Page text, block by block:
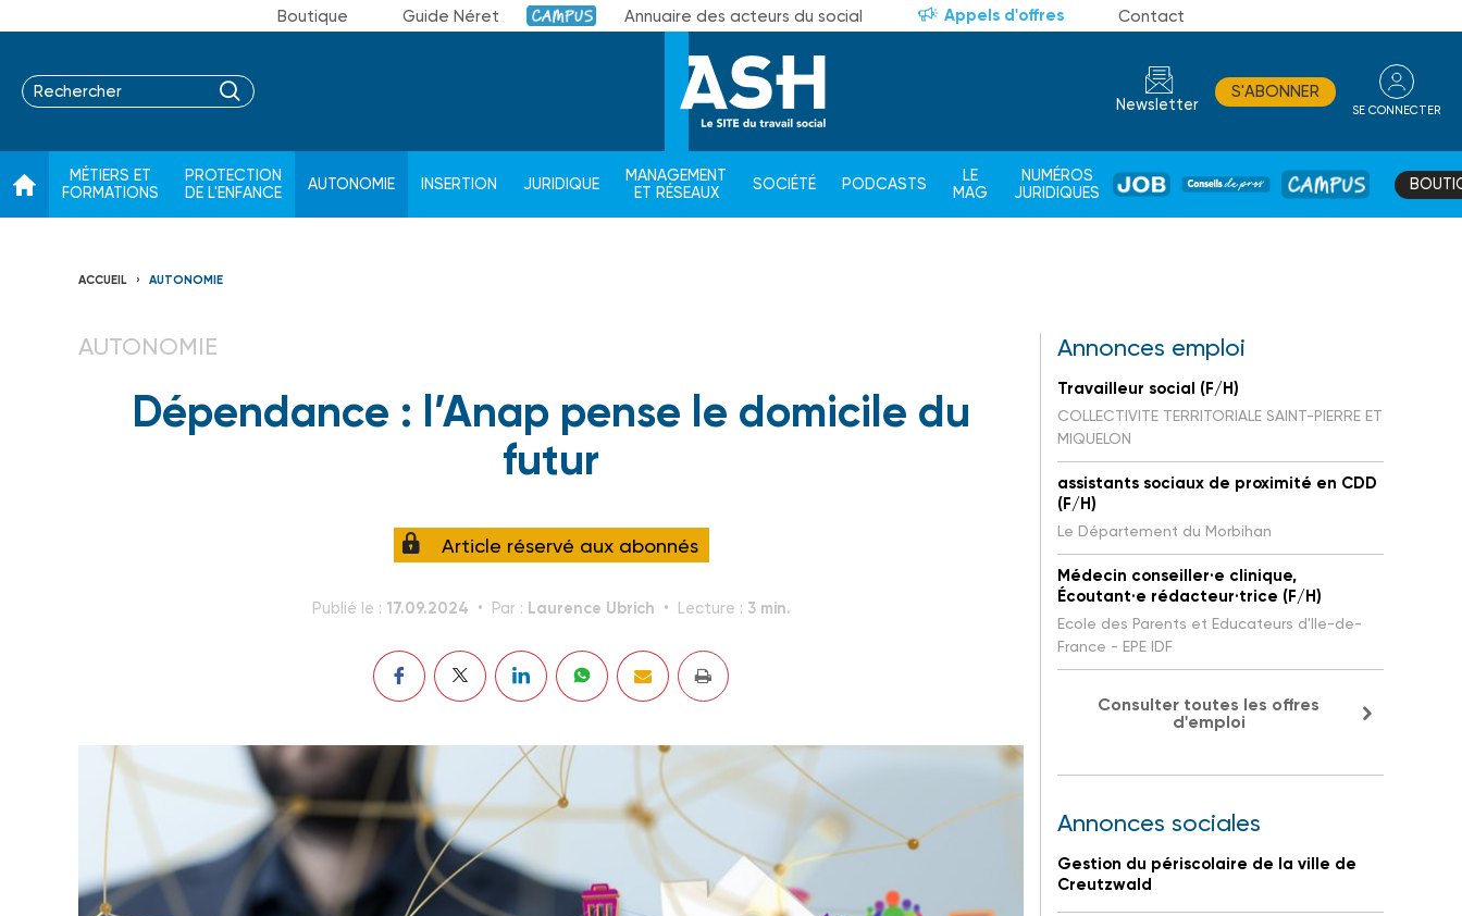
Boutique Guide Néret Campus Annuaire des acteurs du social Appels d'offres Contact
Newsletter
S'ABONNER
SE CONNECTER
MÉTIERS ET
FORMATIONS
PROTECTION
DE L'ENFANCE
AUTONOMIE INSERTION JURIDIQUE
MANAGEMENT
ET RÉSEAUX
SOCIÉTÉ PODCASTS
LE
MAG
NUMÉROS
JURIDIQUES
JOB
DE
CAMPUS
ACCUEIL AUTONOMIE
AUTONOMIE
Dépendance : l’Anap pense le domicile du
futur
Article réservé aux abonnés
Publié le : 17.09.2024 Par : Laurence Ubrich Lecture : 3 min.
Annonces emploi
Travailleur social (F/H)
COLLECTIVITE TERRITORIALE SAINT-PIERRE ET
MIQUELON
assistants sociaux de proximité en CDD
(F/H)
Le Département du Morbihan
Médecin conseiller·e clinique,
Écoutant·e rédacteur·trice (F/H)
Ecole des Parents et Educateurs d'Ile-de-
France - EPE IDF
Consulter toutes les offres
d'emploi
Annonces sociales
Gestion du périscolaire de la ville de
Creutzwald